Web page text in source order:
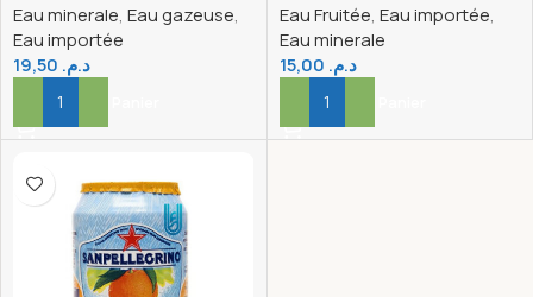
Eau minerale, Eau gazeuse,
Eau importée
د.م.
Ajouter Au Panier
Eau Fruitée, Eau importée,
Eau minerale
د.م.
Ajouter Au Panier